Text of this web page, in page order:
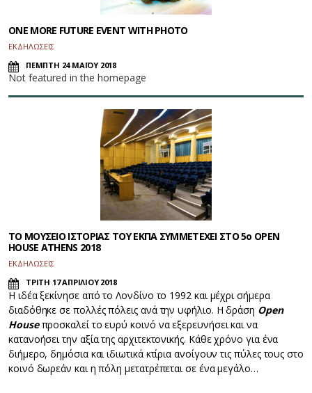
ONE MORE FUTURE EVENT WITH PHOTO
ΕΚΔΗΛΩΣΕΙΣ
ΠΕΜΠΤΗ 24 ΜΑΪΟΥ 2018
Not featured in the homepage
ΤΟ ΜΟΥΣΕΙΟ ΙΣΤΟΡΙΑΣ ΤΟΥ ΕΚΠΑ ΣΥΜΜΕΤΕΧΕΙ ΣΤΟ 5ο OPEN
HOUSE ATHENS 2018
ΕΚΔΗΛΩΣΕΙΣ
ΤΡΙΤΗ 17 ΑΠΡΙΛΙΟΥ 2018
Η ιδέα ξεκίνησε από το Λονδίνο το 1992 και μέχρι σήμερα
διαδόθηκε σε πολλές πόλεις ανά την υφήλιο. Η δράση Open
Houseπροσκαλεί το ευρύ κοινό να εξερευνήσει και να
κατανοήσει την αξία της αρχιτεκτονικής. Κάθε χρόνο για ένα
διήμερο, δημόσια και ιδιωτικά κτίρια ανοίγουν τις πύλες τους στο
κοινό δωρεάν και η πόλη μετατρέπεται σε ένα μεγάλο…